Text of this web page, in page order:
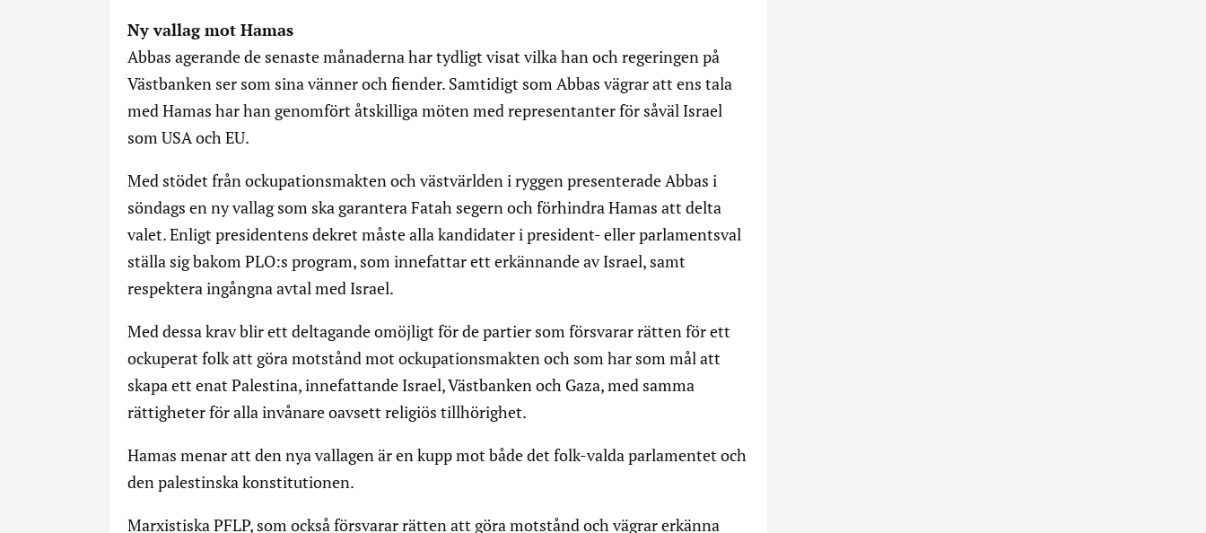
Ny vallag mot Hamas
Abbas agerande de senaste månaderna har tydligt visat vilka han och regeringen på
Västbanken ser som sina vänner och fiender. Samtidigt som Abbas vägrar att ens tala
med Hamas har han genomfört åtskilliga möten med representanter för såväl Israel
som USA och EU.
Med stödet från ockupationsmakten och västvärlden i ryggen presenterade Abbas i
söndags en ny vallag som ska garantera Fatah segern och förhindra Hamas att delta
valet. Enligt presidentens dekret måste alla kandidater i president- eller parlamentsval
ställa sig bakom PLO:s program, som innefattar ett erkännande av Israel, samt
respektera ingångna avtal med Israel.
Med dessa krav blir ett deltagande omöjligt för de partier som försvarar rätten för ett
ockuperat folk att göra motstånd mot ockupationsmakten och som har som mål att
skapa ett enat Palestina, innefattande Israel, Västbanken och Gaza, med samma
rättigheter för alla invånare oavsett religiös tillhörighet.
Hamas menar att den nya vallagen är en kupp mot både det folk-valda parlamentet och
den palestinska konstitutionen.
Marxistiska PFLP, som också försvarar rätten att göra motstånd och vägrar erkänna